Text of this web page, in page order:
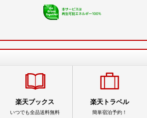
楽天ブックス
いつでも全品送料無料
楽天トラベル
簡単宿泊予約！